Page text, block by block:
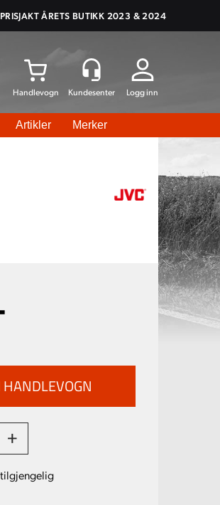
PRISJAKT ÅRETS BUTIKK 2023 & 2024
Logg inn
Artikler Merker
+